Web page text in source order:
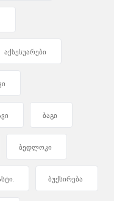
აქსესუარები
ბაგი
ბედლოკი
ბუქსირება